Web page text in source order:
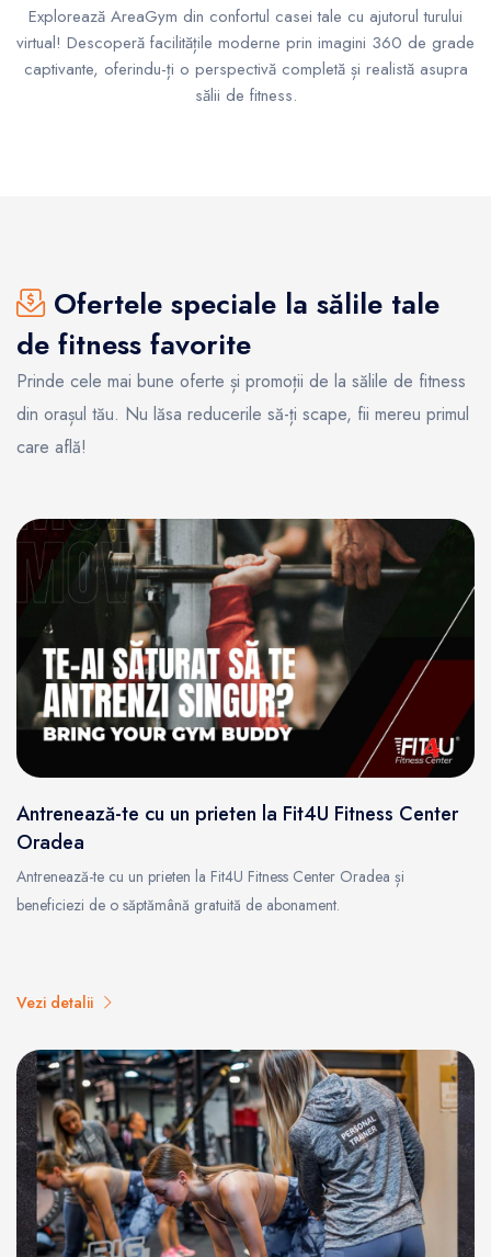
Explorează AreaGym din confortul casei tale cu ajutorul turului
virtual! Descoperă facilitățile moderne prin imagini 360 de grade
captivante, oferindu-ți o perspectivă completă și realistă asupra
sălii de fitness.
Ofertele speciale la sălile tale
de fitness favorite
Prinde cele mai bune oferte și promoții de la sălile de fitness
din orașul tău. Nu lăsa reducerile să-ți scape, fii mereu primul
care află!
Antrenează-te cu un prieten la Fit4U Fitness Center
Oradea
Antrenează-te cu un prieten la Fit4U Fitness Center Oradea și
beneficiezi de o săptămână gratuită de abonament.
Vezi detalii